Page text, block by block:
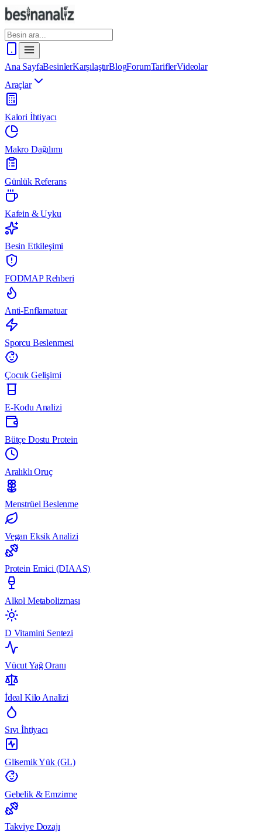
Ana SayfaBesinlerKarşılaştırBlogForumTariflerVideolar
Araçlar
Kalori İhtiyacı
Makro Dağılımı
Günlük Referans
Kafein & Uyku
Besin Etkileşimi
FODMAP Rehberi
Anti-Enflamatuar
Sporcu Beslenmesi
Çocuk Gelişimi
E-Kodu Analizi
Bütçe Dostu Protein
Aralıklı Oruç
Menstrüel Beslenme
Vegan Eksik Analizi
Protein Emici (DIAAS)
Alkol Metabolizması
D Vitamini Sentezi
Vücut Yağ Oranı
İdeal Kilo Analizi
Sıvı İhtiyacı
Glisemik Yük (GL)
Gebelik & Emzirme
Takviye Dozajı